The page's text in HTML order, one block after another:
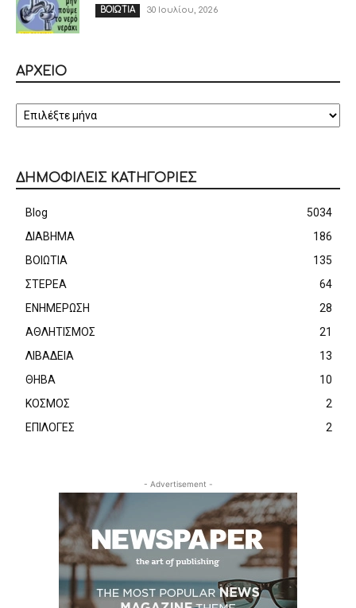
ΒΟΙΩΤΙΑ 30 Ιουλίου, 2026
ΑΡΧΕΙΟ
ΔΗΜΟΦΙΛΕΙΣ ΚΑΤΗΓΟΡΙΕΣ
Blog
5034
ΔΙΑΒΗΜΑ
186
ΒΟΙΩΤΙΑ
135
ΣΤΕΡΕΑ
64
ΕΝΗΜΕΡΩΣΗ
28
ΑΘΛΗΤΙΣΜΟΣ
21
ΛΙΒΑΔΕΙΑ
13
ΘΗΒΑ
10
ΚΟΣΜΟΣ
2
ΕΠΙΛΟΓΕΣ
2
- Advertisement -